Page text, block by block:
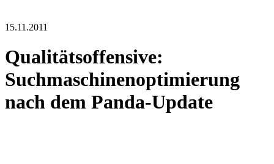
15.11.2011
Qualitätsoffensive:
Suchmaschinenoptimierung
nach dem Panda-Update